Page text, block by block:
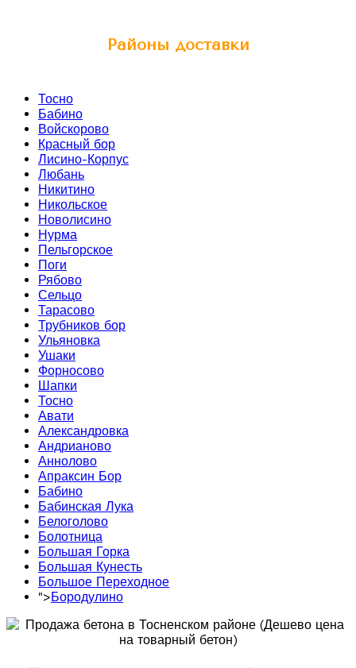
Районы доставки
Тосно
Бабино
Войскорово
Красный бор
Лисино-Корпус
Любань
Никитино
Никольское
Новолисино
Нурма
Пельгорское
Поги
Рябово
Сельцо
Тарасово
Трубников бор
Ульяновка
Ушаки
Форносово
Шапки
Тосно
Авати
Александровка
Андрианово
Аннолово
Апраксин Бор
Бабино
Бабинская Лука
Белоголово
Болотница
Большая Горка
Большая Кунесть
Большое Переходное
">Бородулино